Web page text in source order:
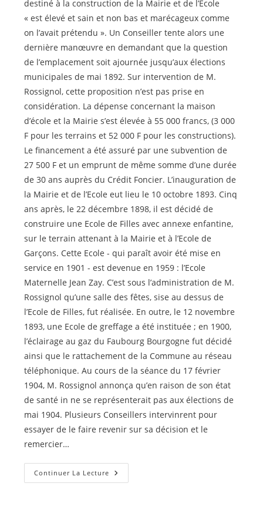
destiné à la construction de la Mairie et de l’Ecole
« est élevé et sain et non bas et marécageux comme
on l’avait prétendu ». Un Conseiller tente alors une
dernière manœuvre en demandant que la question
de l’emplacement soit ajournée jusqu’aux élections
municipales de mai 1892. Sur intervention de M.
Rossignol, cette proposition n’est pas prise en
considération. La dépense concernant la maison
d’école et la Mairie s’est élevée à 55 000 francs, (3 000
F pour les terrains et 52 000 F pour les constructions).
Le financement a été assuré par une subvention de
27 500 F et un emprunt de même somme d’une durée
de 30 ans auprès du Crédit Foncier. L’inauguration de
la Mairie et de l’Ecole eut lieu le 10 octobre 1893. Cinq
ans après, le 22 décembre 1898, il est décidé de
construire une Ecole de Filles avec annexe enfantine,
sur le terrain attenant à la Mairie et à l’Ecole de
Garçons. Cette Ecole - qui paraît avoir été mise en
service en 1901 - est devenue en 1959 : l’Ecole
Maternelle Jean Zay. C’est sous l’administration de M.
Rossignol qu’une salle des fêtes, sise au dessus de
l’Ecole de Filles, fut réalisée. En outre, le 12 novembre
1893, une Ecole de greffage a été instituée ; en 1900,
l’éclairage au gaz du Faubourg Bourgogne fut décidé
ainsi que le rattachement de la Commune au réseau
téléphonique. Au cours de la séance du 17 février
1904, M. Rossignol annonça qu’en raison de son état
de santé in ne se représenterait pas aux élections de
mai 1904. Plusieurs Conseillers intervinrent pour
essayer de le faire revenir sur sa décision et le
remercier…
Continuer La Lecture Emile
ROSSIGNOL